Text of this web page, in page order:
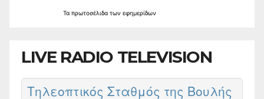
Τα πρωτοσέλιδα των εφημερίδων
LIVE RADIO TELEVISION